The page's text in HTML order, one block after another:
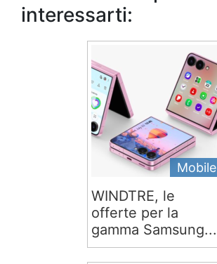
interessarti:
Mobile
WINDTRE, le
offerte per la
gamma Samsung...